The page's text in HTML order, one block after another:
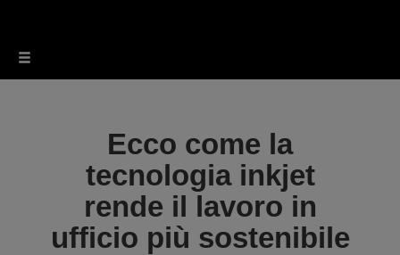
Ecco come la
tecnologia inkjet
rende il lavoro in
ufficio più sostenibile